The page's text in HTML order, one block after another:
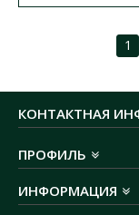
1
КОНТАКТНАЯ
ПРОФИЛЬ
ИНФОРМАЦИЯ